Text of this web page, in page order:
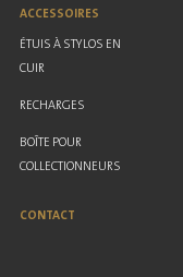
ACCESSOIRES
ÉTUIS À STYLOS EN
CUIR
RECHARGES
BOÎTE POUR
COLLECTIONNEURS
CONTACT